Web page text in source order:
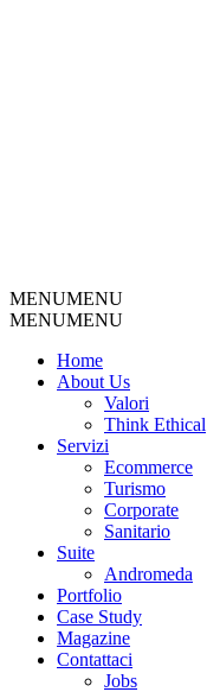
MENUMENU
MENUMENU
Home
About Us
Valori
Think Ethical
Servizi
Ecommerce
Turismo
Corporate
Sanitario
Suite
Andromeda
Portfolio
Case Study
Magazine
Contattaci
Jobs